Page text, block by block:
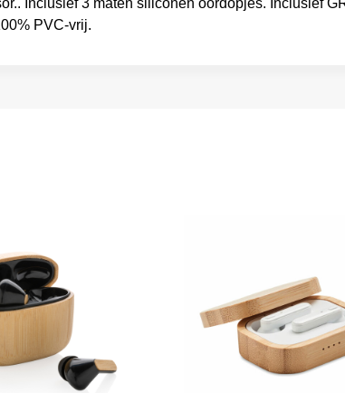
Inclusief 3 maten siliconen oordopjes. Inclusief
PVC-vrij.